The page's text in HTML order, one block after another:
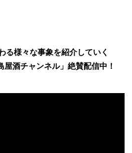
る様々な事象を紹介していく
酒チャンネル」絶賛配信中！